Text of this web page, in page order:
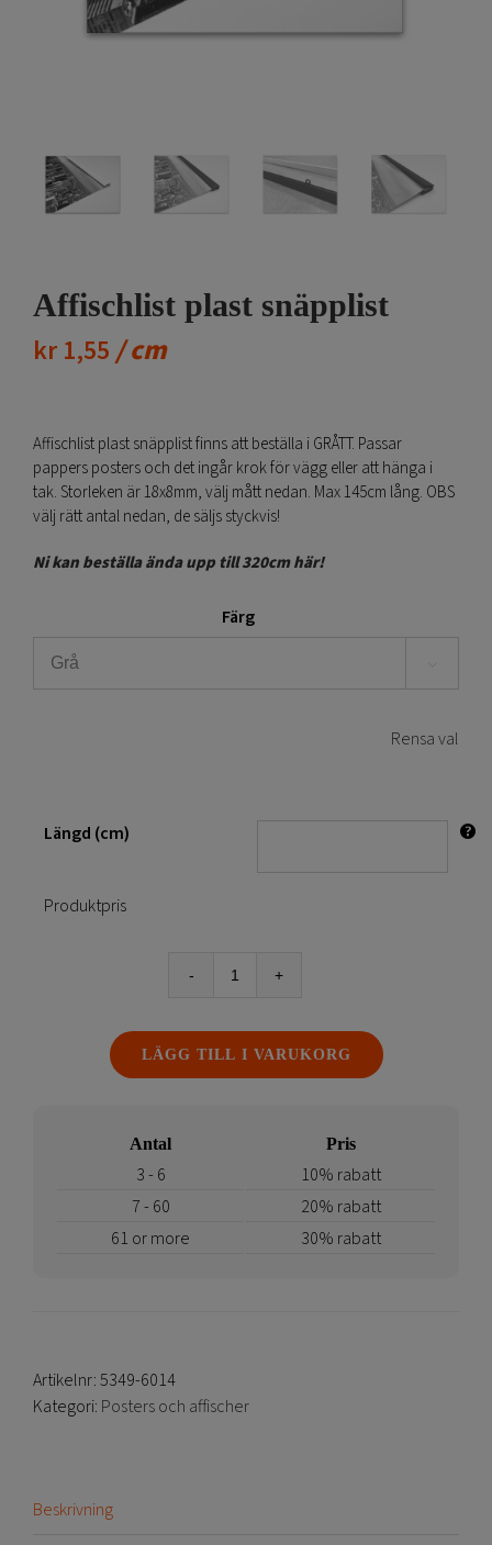
Affischlist plast snäpplist
kr1,55/ cm
Affischlist plast snäpplist finns att beställa i GRÅTT. Passar
pappers posters och det ingår krok för vägg eller att hänga i
tak. Storleken är 18x8mm, välj mått nedan. Max 145cm lång. OBS
välj rätt antal nedan, de säljs styckvis!
Ni kan beställa ända upp till 320cm här!
Färg
Rensa val
Längd (cm)
Produktpris
Affischlist
snäpplist
mängd
LÄGG TILL I VARUKORG
Antal Pris
3 - 6
10% rabatt
7 - 60
20% rabatt
61 or more
30% rabatt
Artikelnr:5349-6014
Kategori: Posters och affischer
Beskrivning